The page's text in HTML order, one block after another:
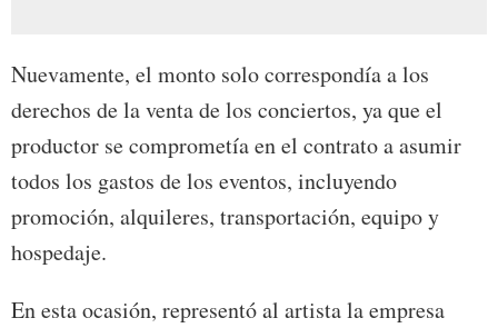
Nuevamente, el monto solo correspondía a los
derechos de la venta de los conciertos, ya que el
productor se comprometía en el contrato a asumir
todos los gastos de los eventos, incluyendo
promoción, alquileres, transportación, equipo y
hospedaje.
En esta ocasión, representó al artista la empresa